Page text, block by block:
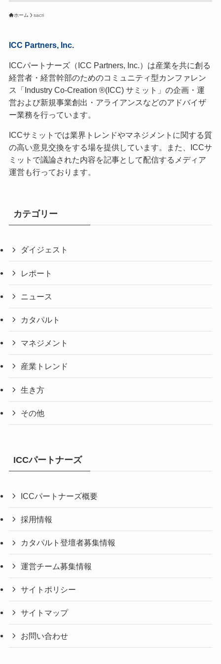
ホーム sacri
ICC Partners, Inc.
ICCパートナーズ（ICC Partners, Inc.）は産業を共に創る
経営者・経営幹部のためのコミュニティ型カンファレン
ス「Industry Co-Creation ®(ICC) サミット」の企画・運
営および新規事業創出・アライアンスなどのアドバイザ
ー業務を行っています。
ICCサミットでは業界トレンドやマネジメントに関する質
の高い意見交換をする場を提供しています。また、ICCサ
ミットで議論された内容を記事として配信するメディア
運営も行っております。
カテゴリー
ダイジェスト
レポート
ニュース
カタパルト
マネジメント
産業トレンド
生き方
その他
ICCパートナーズ
ICCパートナーズ概要
採用情報
カタパルト登壇者募集情報
運営チーム募集情報
サイトポリシー
サイトマップ
お問い合わせ